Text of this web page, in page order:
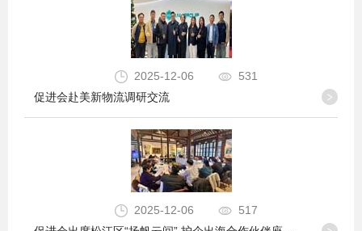
2025-12-06
531
促进会赴美新物流调研交流
2025-12-06
517